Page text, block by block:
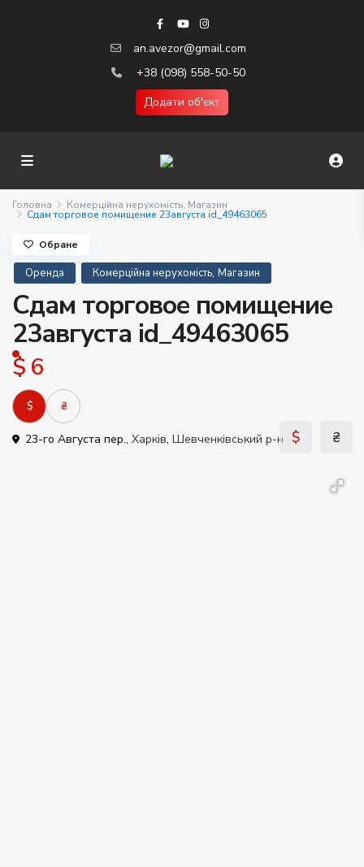
an.avezor@gmail.com
+38 (098) 558-50-50
Додати об'єкт
Головна Комерційна нерухомість, Магазин
Сдам торговое помищение 23августа id_49463065
Оренда Комерційна нерухомість, Магазин
Сдам торговое помищение
23августа id_49463065
$ 6
$ ₴
23-го Августа пер., Харків, Шевченківський р-н
Обране
$ ₴